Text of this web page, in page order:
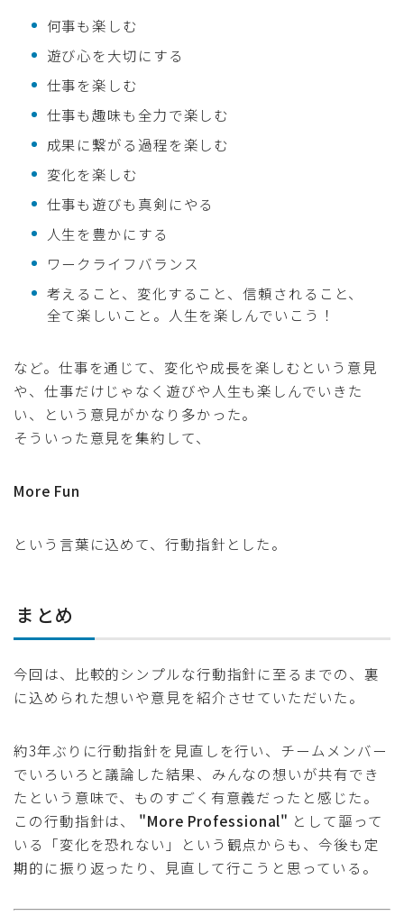
何事も楽しむ
遊び心を大切にする
仕事を楽しむ
仕事も趣味も全力で楽しむ
成果に繋がる過程を楽しむ
変化を楽しむ
仕事も遊びも真剣にやる
人生を豊かにする
ワークライフバランス
考えること、変化すること、信頼されること、
全て楽しいこと。人生を楽しんでいこう！
など。仕事を通じて、変化や成長を楽しむという意見
や、仕事だけじゃなく遊びや人生も楽しんでいきた
い、という意見がかなり多かった。
そういった意見を集約して、
More Fun
という言葉に込めて、行動指針とした。
まとめ
今回は、比較的シンプルな行動指針に至るまでの、裏
に込められた想いや意見を紹介させていただいた。
約3年ぶりに行動指針を見直しを行い、チームメンバー
でいろいろと議論した結果、みんなの想いが共有でき
たという意味で、ものすごく有意義だったと感じた。
この行動指針は、 "More Professional" として謳って
いる「変化を恐れない」という観点からも、今後も定
期的に振り返ったり、見直して行こうと思っている。